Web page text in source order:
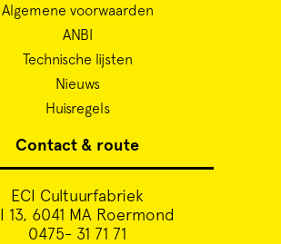
Algemene voorwaarden
ANBI
Technische lijsten
Nieuws
Huisregels
Contact & route
ECI Cultuurfabriek
13, 6041 MA Roermond
0475- 31 71 71